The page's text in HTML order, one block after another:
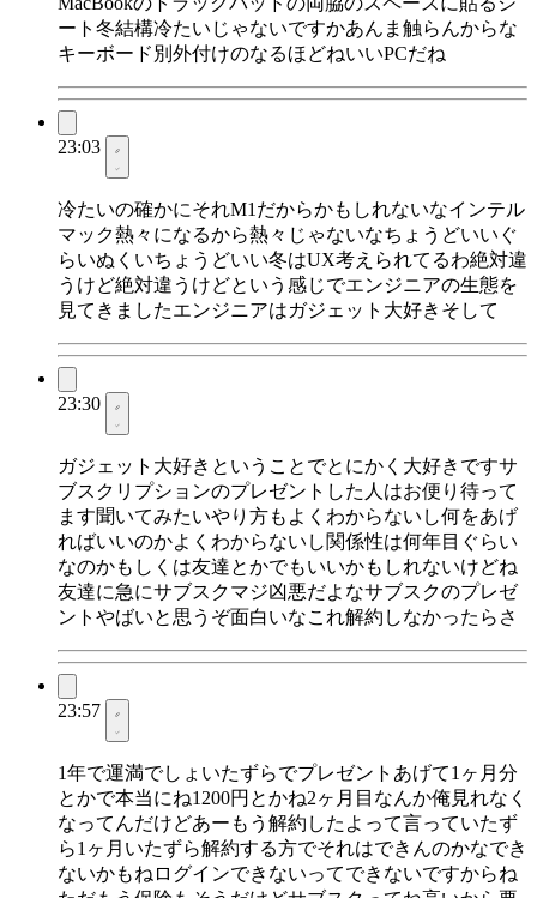
ート冬結構冷たいじゃないですかあんま触らんからな
キーボード別外付けのなるほどねいいPCだね
23:03
冷たいの確かにそれM1だからかもしれないなインテル
マック熱々になるから熱々じゃないなちょうどいいぐ
らいぬくいちょうどいい冬はUX考えられてるわ絶対違
うけど絶対違うけどという感じでエンジニアの生態を
見てきましたエンジニアはガジェット大好きそして
23:30
ガジェット大好きということでとにかく大好きですサ
ブスクリプションのプレゼントした人はお便り待って
ます聞いてみたいやり方もよくわからないし何をあげ
ればいいのかよくわからないし関係性は何年目ぐらい
なのかもしくは友達とかでもいいかもしれないけどね
友達に急にサブスクマジ凶悪だよなサブスクのプレゼ
ントやばいと思うぞ面白いなこれ解約しなかったらさ
23:57
1年で運満でしょいたずらでプレゼントあげて1ヶ月分
とかで本当にね1200円とかね2ヶ月目なんか俺見れなく
なってんだけどあーもう解約したよって言っていたず
ら1ヶ月いたずら解約する方でそれはできんのかなでき
ないかもねログインできないってできないですからね